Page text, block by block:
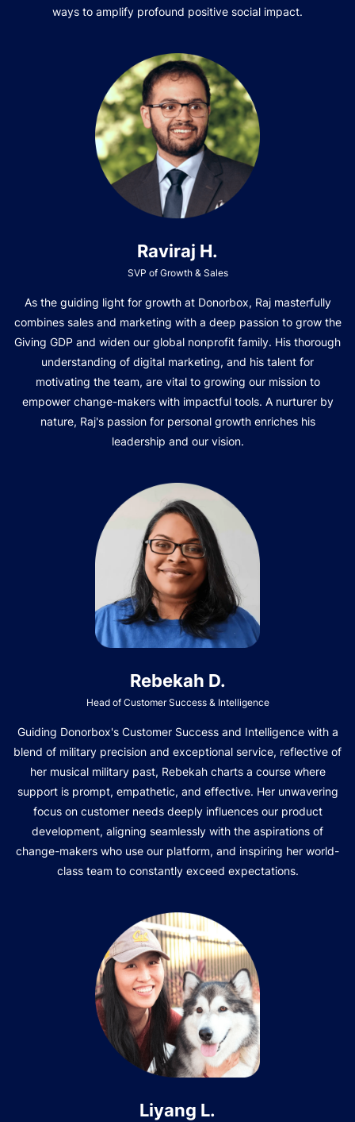
ways to amplify profound positive social impact.
Raviraj H.
SVP of Growth & Sales
As the guiding light for growth at Donorbox, Raj masterfully
combines sales and marketing with a deep passion to grow the
Giving GDP and widen our global nonprofit family. His thorough
understanding of digital marketing, and his talent for
motivating the team, are vital to growing our mission to
empower change-makers with impactful tools. A nurturer by
nature, Raj's passion for personal growth enriches his
leadership and our vision.
Rebekah D.
Head of Customer Success & Intelligence
Guiding Donorbox's Customer Success and Intelligence with a
blend of military precision and exceptional service, reflective of
her musical military past, Rebekah charts a course where
support is prompt, empathetic, and effective. Her unwavering
focus on customer needs deeply influences our product
development, aligning seamlessly with the aspirations of
change-makers who use our platform, and inspiring her world-
class team to constantly exceed expectations.
Liyang L.